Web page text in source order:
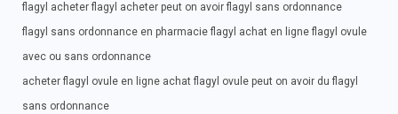
flagyl acheter flagyl acheter peut on avoir flagyl sans ordonnance
flagyl sans ordonnance en pharmacie flagyl achat en ligne flagyl ovule
avec ou sans ordonnance
acheter flagyl ovule en ligne achat flagyl ovule peut on avoir du flagyl
sans ordonnance